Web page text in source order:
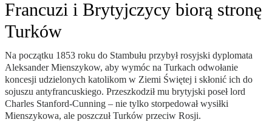
Francuzi i Brytyjczycy biorą stronę
Turków
Na początku 1853 roku do Stambułu przybył rosyjski dyplomata
Aleksander Mienszykow, aby wymóc na Turkach odwołanie
koncesji udzielonych katolikom w Ziemi Świętej i skłonić ich do
sojuszu antyfrancuskiego. Przeszkodził mu brytyjski poseł lord
Charles Stanford-Cunning – nie tylko storpedował wysiłki
Mienszykowa, ale poszczuł Turków przeciw Rosji.